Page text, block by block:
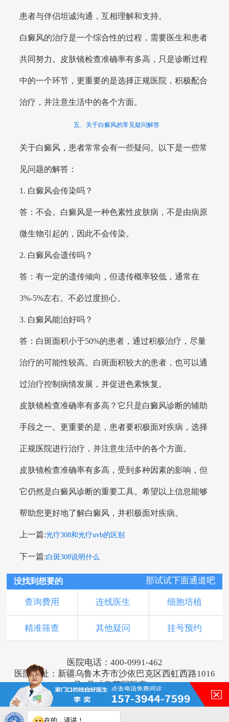
患者与伴侣坦诚沟通，互相理解和支持。
白癜风的治疗是一个综合性的过程，需要医生和患者
共同努力。皮肤镜检查准确率有多高，只是诊断过程
中的一个环节，更重要的是选择正规医院，积极配合
治疗，并注意生活中的各个方面。
五、关于白癜风的常见疑问解答
关于白癜风，患者常常会有一些疑问。以下是一些常
见问题的解答：
1. 白癜风会传染吗？
答：不会。白癜风是一种色素性皮肤病，不是由病原
微生物引起的，因此不会传染。
2. 白癜风会遗传吗？
答：有一定的遗传倾向，但遗传概率较低，通常在
3%-5%左右。不必过度担心。
3. 白癜风能治好吗？
答：白斑面积小于50%的患者，通过积极治疗，尽量
治疗的可能性较高。白斑面积较大的患者，也可以通
过治疗控制病情发展，并促进色素恢复。
皮肤镜检查准确率有多高？它只是白癜风诊断的辅助
手段之一。更重要的是，患者要积极面对疾病，选择
正规医院进行治疗，并注意生活中的各个方面。
皮肤镜检查准确率有多高，受到多种因素的影响，但
它仍然是白癜风诊断的重要工具。希望以上信息能够
帮助您更好地了解白癜风，并积极面对疾病。
上一篇:光疗308和光疗uvb的区别
下一篇:白斑308说明什么
没找到想要的 那试试下面通道吧
查询费用 连线医生 细胞培植
精准筛查 其他疑问 挂号预约
医院电话：400-0991-462
医院地址：新疆乌鲁木齐市沙依巴克区西虹西路1016
号1号「奥莱国际旁」
版权所有：乌鲁木齐新军都皮肤病医院
新ICP备16001749号-2
注：本网站信息仅供参考，不能作为诊断及医疗依
在的，请讲！